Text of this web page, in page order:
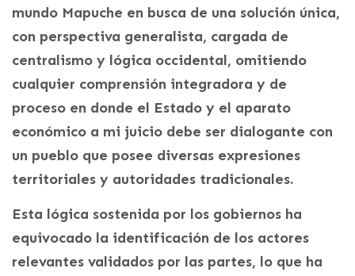
mundo Mapuche en busca de una solución única,
con perspectiva generalista, cargada de
centralismo y lógica occidental, omitiendo
cualquier comprensión integradora y de
proceso en donde el Estado y el aparato
económico a mi juicio debe ser dialogante con
un pueblo que posee diversas expresiones
territoriales y autoridades tradicionales.
Esta lógica sostenida por los gobiernos ha
equivocado la identificación de los actores
relevantes validados por las partes, lo que ha